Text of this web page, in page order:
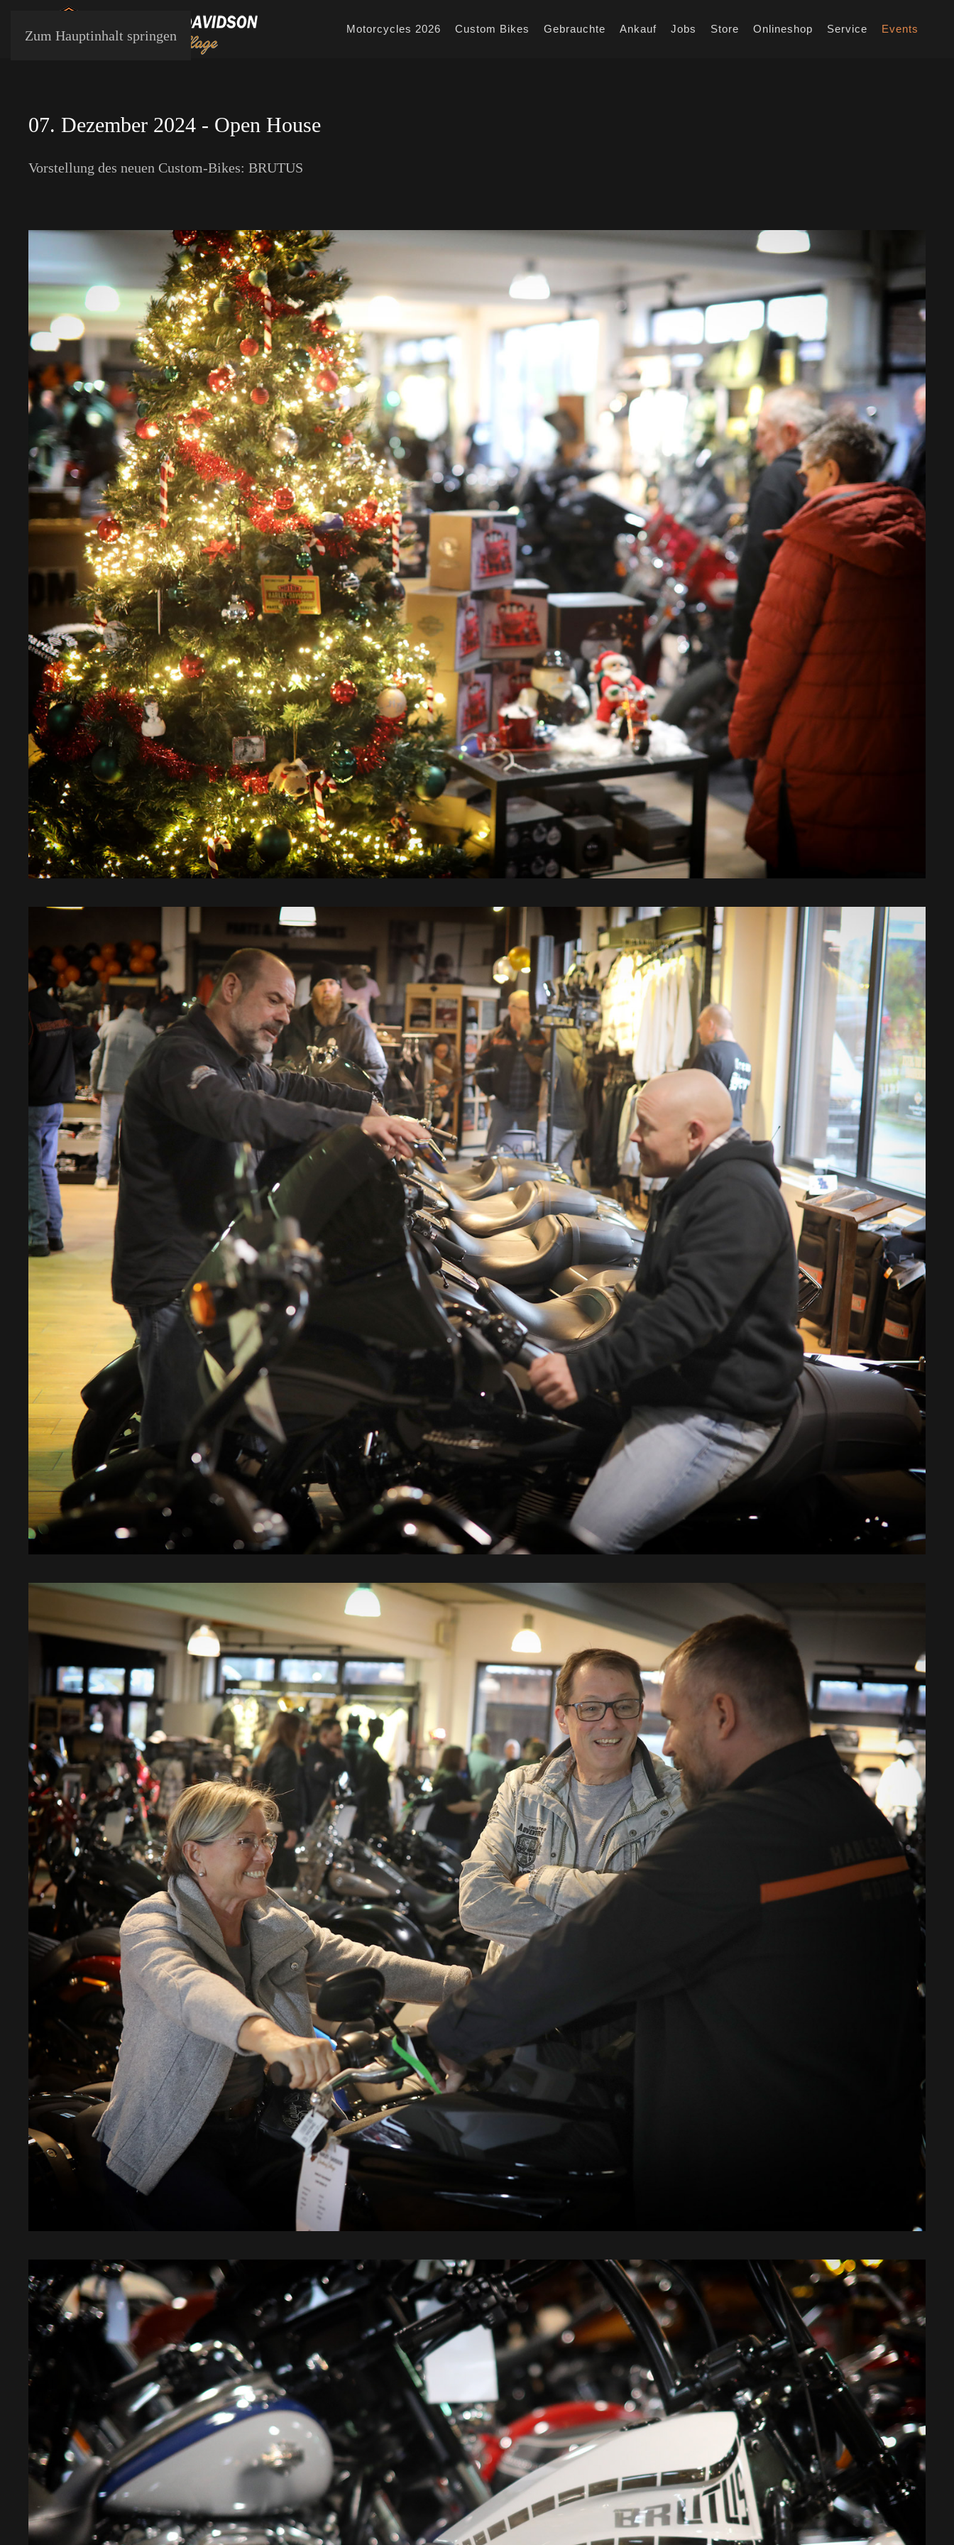
Zum Hauptinhalt springen Motorcycles 2026 Custom Bikes Gebrauchte Ankauf Jobs Store Onlineshop Service Events
07. Dezember 2024 - Open House
Vorstellung des neuen Custom-Bikes: BRUTUS